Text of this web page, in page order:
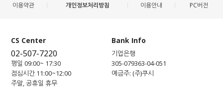
이용약관 개인정보처리방침 이용안내 PC버전
CS Center
02-507-7220
평일 09:00~ 17:30
점심시간 11:00~12:00
주말, 공휴일 휴무
Bank Info
기업은행
305-079363-04-051
예금주: (주)쿠시